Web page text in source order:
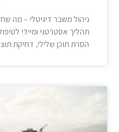
ניהול משבר דיגיטלי – מה
תהליך אסטרטגי ומיידי
הסרת תוכן שלילי, דחיקת